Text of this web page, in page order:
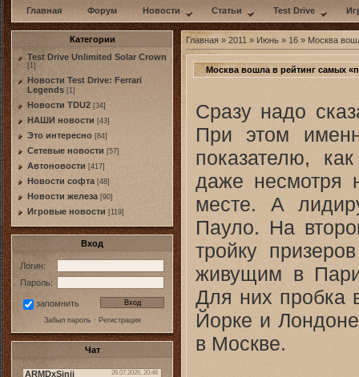
Главная Форум Новости Статьи Test Drive
Категории
Test Drive Unlimited Solar Crown
[1]
Новости Test Drive: Ferrari
Legends [1]
Новости TDU2 [34]
НАШИ новости [43]
Это интересно [84]
Сетевые новости [57]
Автоновости [417]
Новости софта [48]
Новоcти железа [90]
Игровые новости [119]
Вход
Логин:
Пароль:
запомнить
Забыл пароль· Регистрация
Чат
Главная » 2011 » Июнь » 16 » Москва
Москва вошла в рейтинг самых
Сразу надо
При этом
показателю,
даже несмотря
месте. А
Пауло. На
тройку
живущим в
Для них пробка
Йорке и
в Москве.